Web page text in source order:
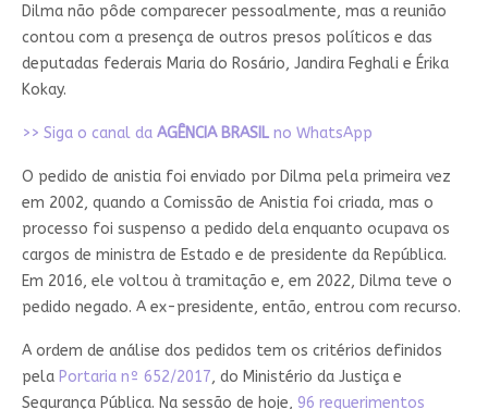
Dilma não pôde comparecer pessoalmente, mas a reunião
contou com a presença de outros presos políticos e das
deputadas federais Maria do Rosário, Jandira Feghali e Érika
Kokay.
>> Siga o canal da AGÊNCIA BRASIL no WhatsApp
O pedido de anistia foi enviado por Dilma pela primeira vez
em 2002, quando a Comissão de Anistia foi criada, mas o
processo foi suspenso a pedido dela enquanto ocupava os
cargos de ministra de Estado e de presidente da República.
Em 2016, ele voltou à tramitação e, em 2022, Dilma teve o
pedido negado. A ex-presidente, então, entrou com recurso.
A ordem de análise dos pedidos tem os critérios definidos
pela Portaria nº 652/2017, do Ministério da Justiça e
Segurança Pública. Na sessão de hoje, 96 requerimentos